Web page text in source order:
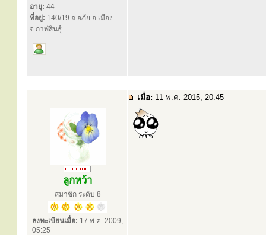
อายุ: 44
ที่อยู่: 140/19 ถ.อภัย อ.เมือง
จ.กาฬสินธุ์
เมื่อ: 11 พ.ค. 2015, 20:45
ลูกหว้า
สมาชิก ระดับ 8
ลงทะเบียนเมื่อ: 17 พ.ค. 2009,
05:25